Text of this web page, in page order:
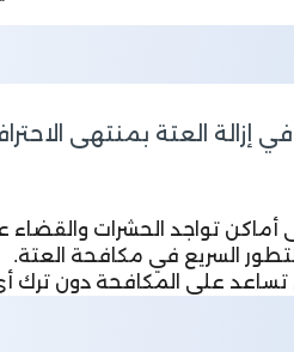
إزالة العتة بمنتهى
أماكن تواجد الحشرات والقضاء
السريع في مكافحة العتة.
تساعد على المكافحة دون ترك